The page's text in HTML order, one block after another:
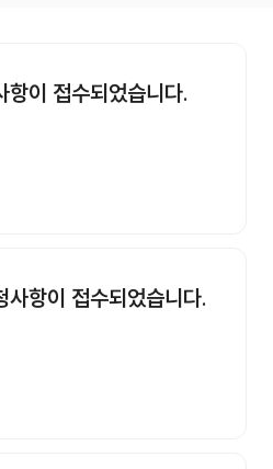
항이 접수되었습니다.
사항이 접수되었습니다.